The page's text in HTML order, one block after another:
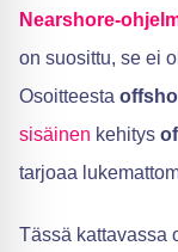
Nearshore-
on suosittu, se ei
Osoitteesta
sisäinen kehitys
tarjoaa
Tässä kattavassa